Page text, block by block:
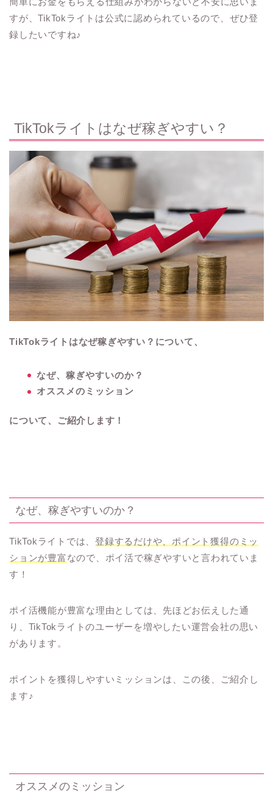
すが、TikTokライトは公式に認められているので、ぜひ登
録したいですね♪
TikTokライトはなぜ稼ぎやすい？
TikTokライトはなぜ稼ぎやすい？について、
なぜ、稼ぎやすいのか？
オススメのミッション
について、ご紹介します！
なぜ、稼ぎやすいのか？
TikTokライトでは、登録するだけや、ポイント獲得のミッ
ションが豊富 なので、ポイ活で稼ぎやすいと言われていま
す！
ポイ活機能が豊富な理由としては、先ほどお伝えした通
り、TikTokライトのユーザーを増やしたい運営会社の思い
があります。
ポイントを獲得しやすいミッションは、この後、ご紹介し
ます♪
オススメのミッション